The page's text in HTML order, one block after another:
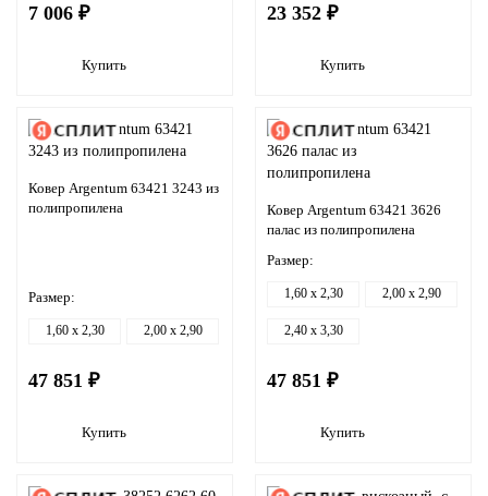
7 006 ₽
Купить
23 352 ₽
Купить
Ковер Argentum 63421 3243 из
полипропилена
Размер:
1,60 x 2,30 2,00 x 2,90
47 851 ₽
Купить
Ковер Argentum 63421 3626
палас из полипропилена
Размер:
1,60 x 2,30 2,00 x 2,90
2,40 x 3,30
47 851 ₽
Купить